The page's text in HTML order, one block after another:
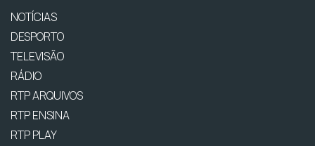
NOTÍCIAS
DESPORTO
TELEVISÃO
RÁDIO
RTP ARQUIVOS
RTP ENSINA
RTP PLAY